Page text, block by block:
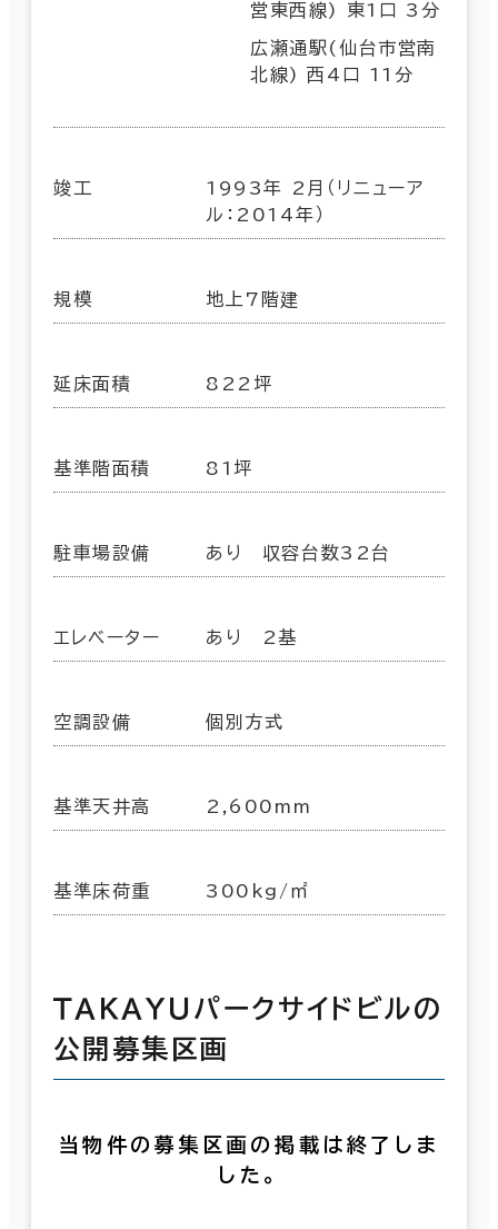
営東西線) 東1口 3分
広瀬通駅(仙台市営南
北線) 西4口 11分
竣工
1993年 2月（リニューア
ル：2014年）
規模 地上7階建
延床面積 822坪
基準階面積 81坪
駐車場設備 あり 収容台数32台
エレベーター あり 2基
空調設備 個別方式
基準天井高 2,600mm
基準床荷重 300kg/㎡
ＴＡＫＡＹＵパークサイドビルの
公開募集区画
当物件の募集区画の掲載は終了しま
した。